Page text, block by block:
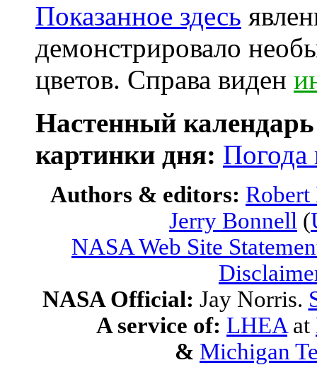
Показанное здесь
демонстрировало
цветов. Справа виден
Настенный
картинки дня: Погода
Authors & editors:
Jerry Bonnell (
NASA Web Site
NASA Official: Jay Norris.
A service of: LHEA at
& Michigan